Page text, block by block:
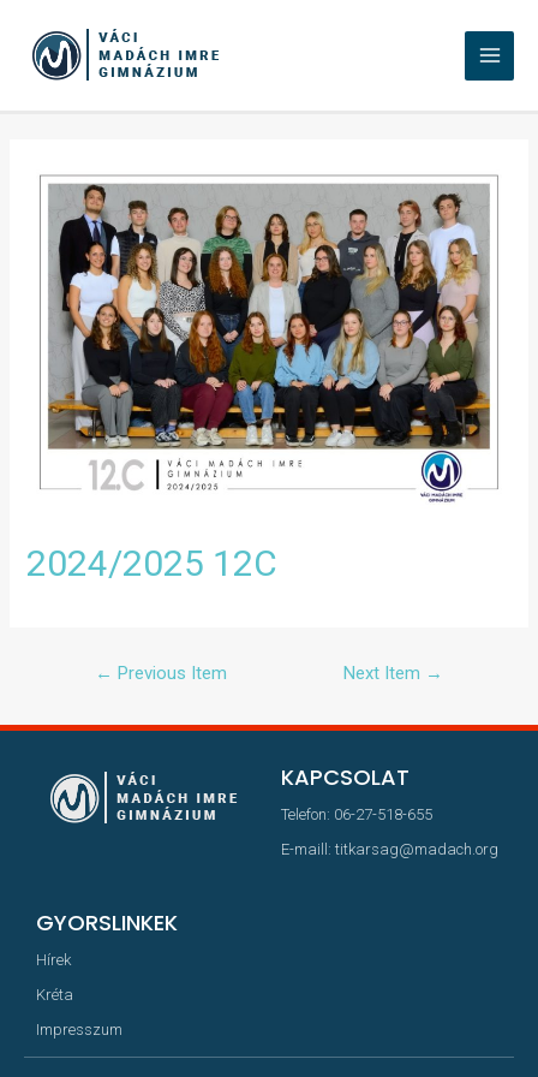
2024/2025 12C
← Previous Item Next Item →
KAPCSOLAT
Telefon: 06-27-518-655
E-maill: titkarsag@madach.org
GYORSLINKEK
Hírek
Kréta
Impresszum